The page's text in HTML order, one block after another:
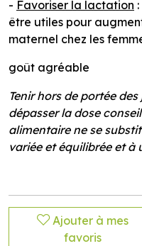
- Favoriser la lactation
être utiles pour
maternel chez les
goût agréable
Tenir hors de portée
dépasser la dose
alimentaire ne se
variée et équilibrée et à
Ajouter à mes
favoris